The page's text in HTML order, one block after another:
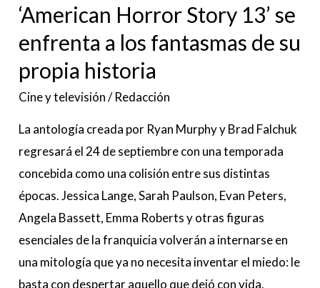
‘American Horror Story 13’ se
enfrenta a los fantasmas de su
propia historia
Cine y televisión/Redacción
La antología creada por Ryan Murphy y Brad Falchuk
regresará el 24 de septiembre con una temporada
concebida como una colisión entre sus distintas
épocas. Jessica Lange, Sarah Paulson, Evan Peters,
Angela Bassett, Emma Roberts y otras figuras
esenciales de la franquicia volverán a internarse en
una mitología que ya no necesita inventar el miedo: le
basta con despertar aquello que dejó con vida.
fantasmas
su
propia
historia